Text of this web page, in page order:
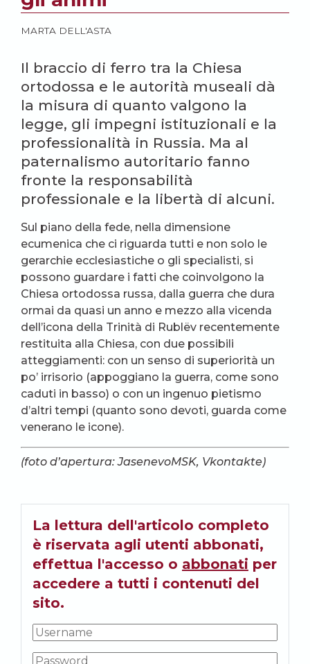
MARTA DELL'ASTA
Il braccio di ferro tra la Chiesa
ortodossa e le autorità museali dà
la misura di quanto valgono la
legge, gli impegni istituzionali e la
professionalità in Russia. Ma al
paternalismo autoritario fanno
fronte la responsabilità
professionale e la libertà di alcuni.
Sul piano della fede, nella dimensione
ecumenica che ci riguarda tutti e non solo le
gerarchie ecclesiastiche o gli specialisti, si
possono guardare i fatti che coinvolgono la
Chiesa ortodossa russa, dalla guerra che dura
ormai da quasi un anno e mezzo alla vicenda
dell’icona della Trinità di Rublëv recentemente
restituita alla Chiesa, con due possibili
atteggiamenti: con un senso di superiorità un
po’ irrisorio (appoggiano la guerra, come sono
caduti in basso) o con un ingenuo pietismo
d’altri tempi (quanto sono devoti, guarda come
venerano le icone).
(foto d’apertura: JasenevoMSK, Vkontakte)
La lettura dell'articolo completo
è riservata agli utenti abbonati,
effettua l'accesso o abbonati per
accedere a tutti i contenuti del
sito.